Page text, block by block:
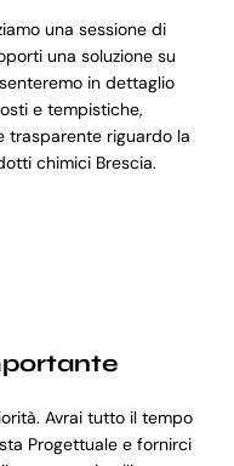
una sessione di
una soluzione su
in dettaglio
e tempistiche,
trasparente riguardo la
chimici Brescia.
Avrai tutto il tempo
Progettuale e fornirci